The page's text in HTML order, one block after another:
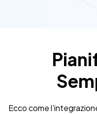
Ecco come